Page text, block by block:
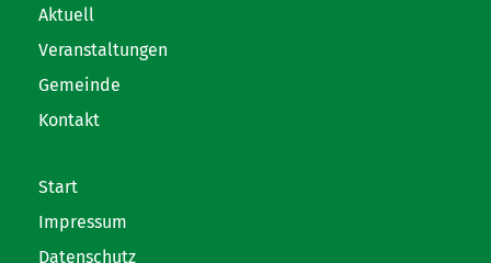
Aktuell
Veranstaltungen
Gemeinde
Kontakt
Start
Impressum
Datenschutz